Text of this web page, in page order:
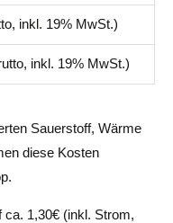
inkl. 19% MwSt.)
inkl. 19% MwSt.)
Sauerstoff, Wärme
diese Kosten
ca. 1,30€ (inkl. Strom,